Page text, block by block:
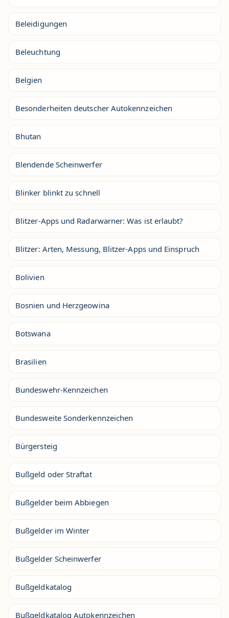
Beleidigungen
Beleuchtung
Belgien
Besonderheiten deutscher Autokennzeichen
Bhutan
Blendende Scheinwerfer
Blinker blinkt zu schnell
Blitzer-Apps und Radarwarner: Was ist erlaubt?
Blitzer: Arten, Messung, Blitzer-Apps und Einspruch
Bolivien
Bosnien und Herzgeowina
Botswana
Brasilien
Bundeswehr-Kennzeichen
Bundesweite Sonderkennzeichen
Bürgersteig
Bußgeld oder Straftat
Bußgelder beim Abbiegen
Bußgelder im Winter
Bußgelder Scheinwerfer
Bußgeldkatalog
Bußgeldkatalog Autokennzeichen